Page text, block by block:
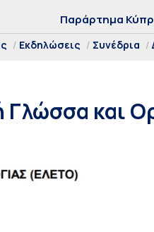
Παράρτημα
Εκδηλώσεις Συνέδρια
Γλώσσα και